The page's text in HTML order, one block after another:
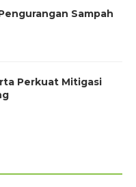
Sampah
Perkuat Mitigasi